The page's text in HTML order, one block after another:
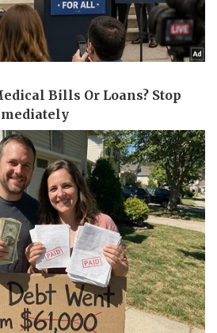
Sành điệu
Tin Công nghệ
Trải nghiệm
Chuyển đổi số